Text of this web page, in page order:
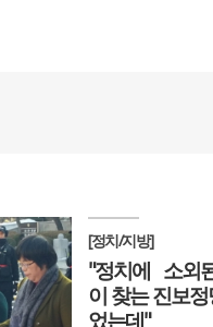
[정치/지방]
"정치에 소외
이 찾는 진보
었는데"